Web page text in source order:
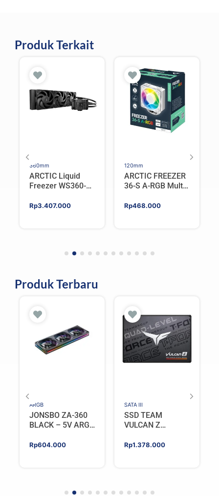
Produk Terkait
360mm
ARCTIC Liquid
Freezer WS360-
AIO CPU Water
Rp3.407.000
120mm
ARCTIC FREEZER
36-S A-RGB Multi
CPU Cooler –
Rp468.000
Produk Terbaru
ARGB
JONSBO ZA-360
BLACK – 5V ARGB
Rp604.000
SATA III
SSD TEAM
VULCAN Z
SATA III [QLC]
Rp1.378.000